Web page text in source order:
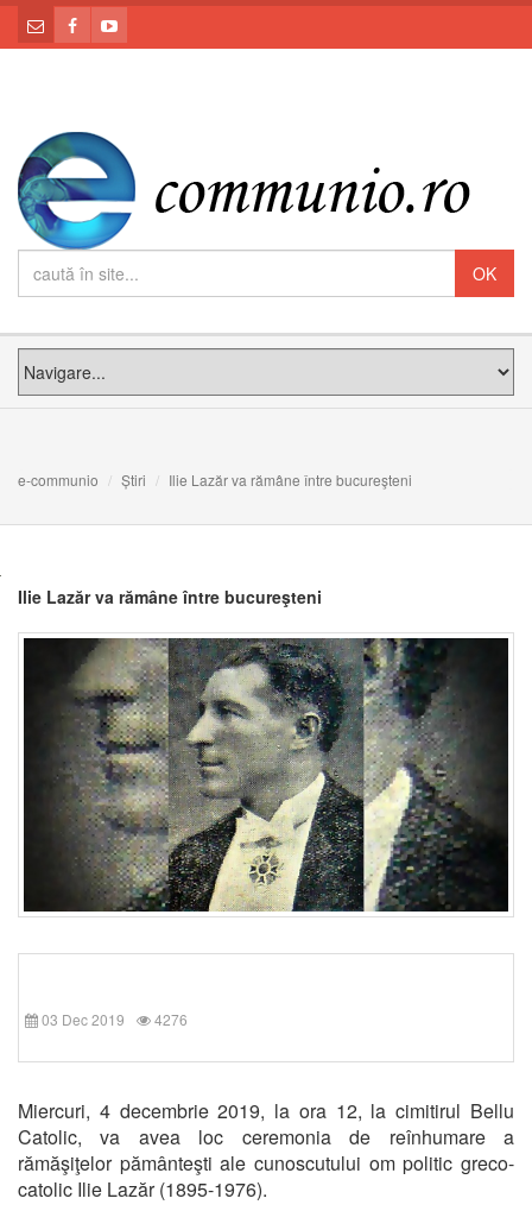
e-communio Știri Ilie Lazăr va rămâne între bucureşteni
Ilie Lazăr va rămâne între bucureşteni
03 Dec 2019 4276
Miercuri, 4 decembrie 2019, la ora 12, la cimitirul Bellu
Catolic, va avea loc ceremonia de reînhumare a
rămăşiţelor pământeşti ale cunoscutului om politic greco-
catolic Ilie Lazăr (1895-1976).